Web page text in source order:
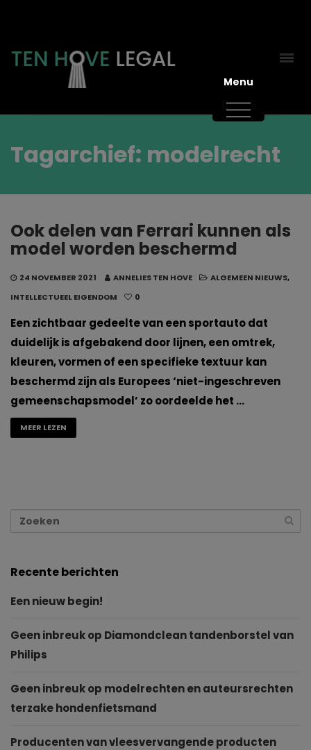
Tagarchief: modelrecht
Ook delen van Ferrari kunnen als
model worden beschermd
24 NOVEMBER 2021 ANNELIES TEN HOVE ALGEMEEN NIEUWS,
INTELLECTUEEL EIGENDOM
0
Een zichtbaar gedeelte van een sportauto dat
duidelijk is afgebakend door lijnen, een omtrek,
kleuren, vormen of een specifieke textuur kan
beschermd zijn als Europees ‘niet-ingeschreven
gemeenschapsmodel’ zo oordeelde het …
MEER LEZEN
Recente berichten
Een nieuw begin!
Geen inbreuk op Diamondclean tandenborstel van
Philips
Geen inbreuk op modelrechten en auteursrechten
terzake hondenfietsmand
Producenten van vleesvervangende producten
Menu